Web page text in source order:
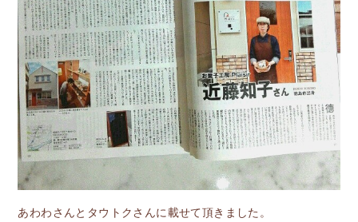
あわわさんとタウトクさんに載せて頂きました。